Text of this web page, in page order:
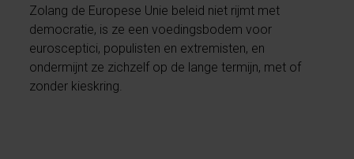
Zolang de Europese Unie beleid niet rijmt met
democratie, is ze een voedingsbodem voor
eurosceptici, populisten en extremisten, en
ondermijnt ze zichzelf op de lange termijn, met of
zonder kieskring.